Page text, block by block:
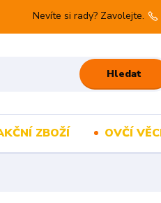
Hledat
Nevíte si rady? Zavolejte.
ZBOŽÍ OVČÍ